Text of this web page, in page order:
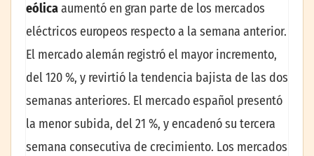
eólicaaumentó en gran parte de los mercados
eléctricos europeos respecto a la semana anterior.
El mercado alemán registró el mayor incremento,
del 120 %, y revirtió la tendencia bajista de las dos
semanas anteriores. El mercado español presentó
la menor subida, del 21 %, y encadenó su tercera
semana consecutiva de crecimiento. Los mercados